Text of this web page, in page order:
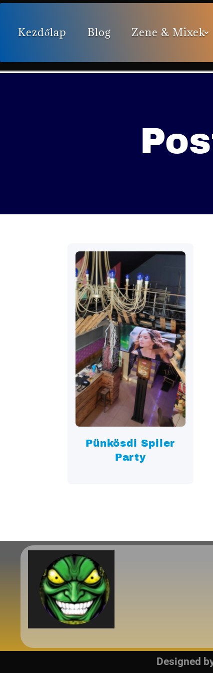
Kezdőlap Blog Zene & Mixek
2022.05.28.
Pünkösdi Spiler
Party
Designed